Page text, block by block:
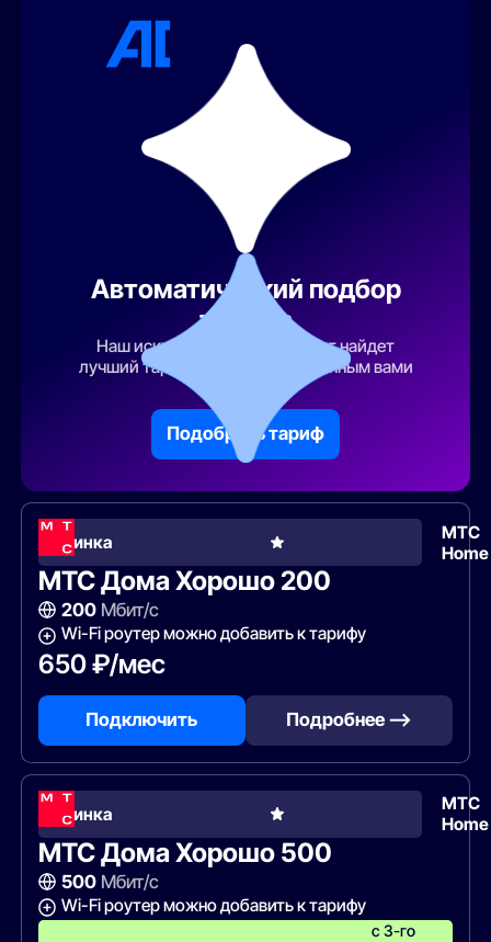
Автоматический подбор
тарифа
Наш искусственный интеллект найдет
лучший тарифный план по указанным вами
Подобрать тариф
Новинка
МТС
Home
МТС Дома Хорошо 200
200Мбит/с
Wi-Fi роутер можно добавить к тарифу
650 ₽/мес
Подключить Подробнее —>
Новинка
МТС
Home
МТС Дома Хорошо 500
500Мбит/с
Wi-Fi роутер можно добавить к тарифу
с 3-го